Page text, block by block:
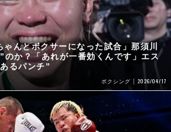
んとボクサーになった試合」那須川
のか？「あれが一番効くんです」エス
るパンチ”
ボクシング 2026/04/17